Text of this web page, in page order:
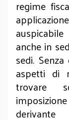
regime
anche in
sedi.
aspetti di
trovare